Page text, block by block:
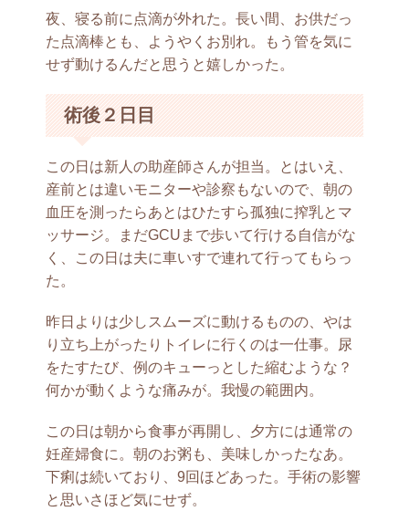
夜、寝る前に点滴が外れた。長い間、お供だっ
た点滴棒とも、ようやくお別れ。もう管を気に
せず動けるんだと思うと嬉しかった。
術後２日目
この日は新人の助産師さんが担当。とはいえ、
産前とは違いモニターや診察もないので、朝の
血圧を測ったらあとはひたすら孤独に搾乳とマ
ッサージ。まだGCUまで歩いて行ける自信がな
く、この日は夫に車いすで連れて行ってもらっ
た。
昨日よりは少しスムーズに動けるものの、やは
り立ち上がったりトイレに行くのは一仕事。尿
をたすたび、例のキューっとした縮むような？
何かが動くような痛みが。我慢の範囲内。
この日は朝から食事が再開し、夕方には通常の
妊産婦食に。朝のお粥も、美味しかったなあ。
下痢は続いており、9回ほどあった。手術の影響
と思いさほど気にせず。